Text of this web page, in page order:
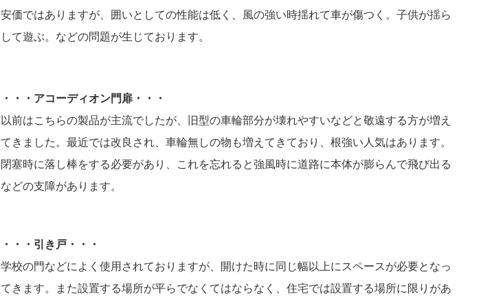
安価ではありますが、囲いとしての性能は低く、風の強い時揺れて車が傷つく。子供が揺ら
して遊ぶ。などの問題が生じております。
・・・アコーディオン門扉・・・
以前はこちらの製品が主流でしたが、旧型の車輪部分が壊れやすいなどと敬遠する方が増え
てきました。最近では改良され、車輪無しの物も増えてきており、根強い人気はあります。
閉塞時に落し棒をする必要があり、これを忘れると強風時に道路に本体が膨らんで飛び出る
などの支障があります。
・・・引き戸・・・
学校の門などによく使用されておりますが、開けた時に同じ幅以上にスペースが必要となっ
てきます。また設置する場所が平らでなくてはならなく、住宅では設置する場所に限りがあ